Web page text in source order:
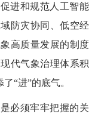
进和规范人工智能
防灾协同、低空经
高质量发展的制度
代气象治理体系积
“进”的底气。
必须牢牢把握的关